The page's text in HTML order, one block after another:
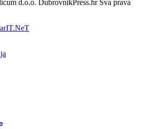
d.o.o. DubrovnikPress.hr Sva prava